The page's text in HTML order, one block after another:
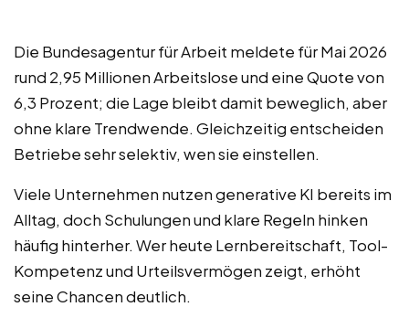
Die Bundesagentur für Arbeit meldete für Mai 2026
rund 2,95 Millionen Arbeitslose und eine Quote von
6,3 Prozent; die Lage bleibt damit beweglich, aber
ohne klare Trendwende. Gleichzeitig entscheiden
Betriebe sehr selektiv, wen sie einstellen.
Viele Unternehmen nutzen generative KI bereits im
Alltag, doch Schulungen und klare Regeln hinken
häufig hinterher. Wer heute Lernbereitschaft, Tool-
Kompetenz und Urteilsvermögen zeigt, erhöht
seine Chancen deutlich.